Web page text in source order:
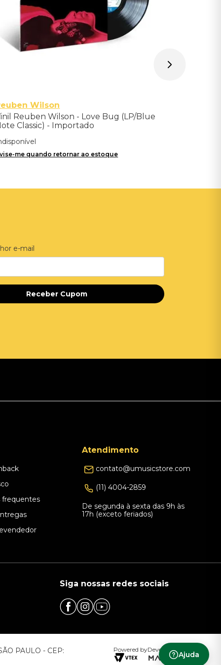
Ajuda
Wilson
Reuben Wilson - Love Bug (LP/Blue
Classic) - Importado
me quando retornar ao estoque
e-mail
Receber Cupom
frequentes
Atendimento
contato@umusicstore.com
(11) 4004-2859
De segunda à sexta das 9h às
17h (exceto feriados)
Siga nossas redes sociais
PAULO - CEP:
Powered byDeveloped by